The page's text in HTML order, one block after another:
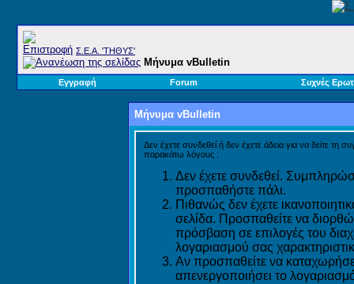
Σ.E.A. 'ΤΗΘΥΣ'
Μήνυμα vBulletin
Εγγραφή Forum Συχνές
Μήνυμα vBulletin
Δεν έχετε συνδεθεί ή δεν έχετε άδεια για να δείτε τη
παρακάτω λόγους :
Δεν έχετε συνδεθεί.
προσπαθήστε πάλι.
Πιθανώς δεν έχετε
σελίδα. Προσπαθείτε να
πρόσβαση σε επιλογές του
λογαριασμού σας
Αν προσπαθείτε να
απενεργοποιήσει το